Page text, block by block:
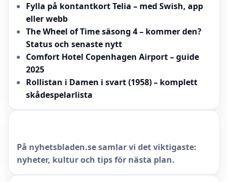
Fylla på kontantkort Telia – med Swish, app
eller webb
The Wheel of Time säsong 4 – kommer den?
Status och senaste nytt
Comfort Hotel Copenhagen Airport – guide
2025
Rollistan i Damen i svart (1958) – komplett
skådespelarlista
På nyhetsbladen.se samlar vi det viktigaste:
nyheter, kultur och tips för nästa plan.